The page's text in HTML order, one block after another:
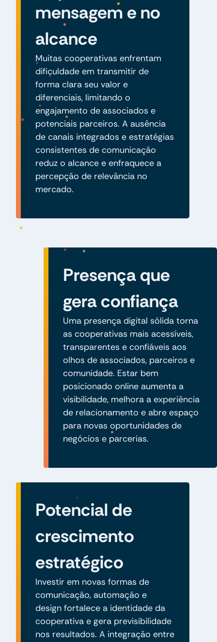
mensagem e no
alcance
Muitas cooperativas enfrentam
dificuldade em transmitir de
forma clara seu valor e
diferenciais, limitando o
engajamento de associados e
potenciais parceiros. A ausência
de canais integrados e estratégias
consistentes de comunicação
reduz o alcance e enfraquece a
percepção de relevância no
mercado.
Presença que
gera confiança
Uma presença digital sólida torna
as cooperativas mais acessíveis,
transparentes e confiáveis aos
olhos de associados, parceiros e
comunidade. Estar bem
posicionado online aumenta a
visibilidade, melhora a experiência
de relacionamento e abre espaço
para novas oportunidades de
negócios e parcerias.
Potencial de
crescimento
estratégico
Investir em novas formas de
comunicação, automação e
design fortalece a identidade da
cooperativa e gera previsibilidade
nos resultados. A integração entre